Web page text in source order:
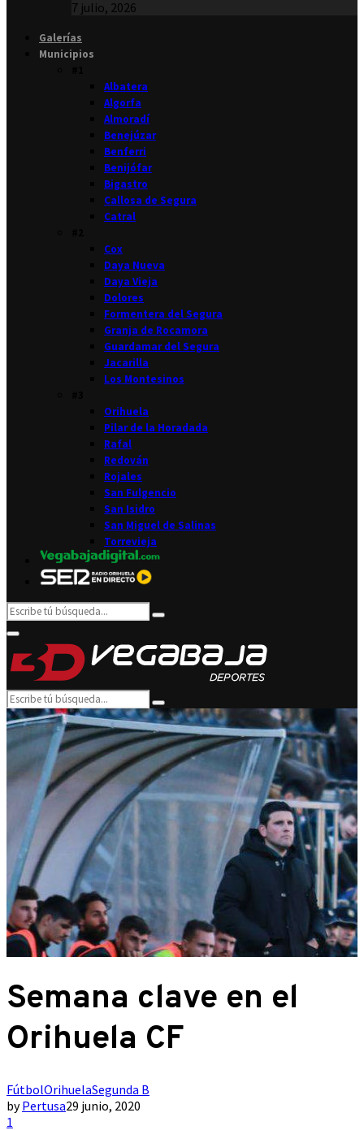
7 julio, 2026
Galerías
Municipios
Albatera
Algorfa
Almoradí
Benejúzar
Benferri
Benijófar
Bigastro
Callosa de Segura
Catral
Cox
Daya Nueva
Daya Vieja
Dolores
Formentera del Segura
Granja de Rocamora
Guardamar del Segura
Jacarilla
Los Montesinos
Orihuela
Pilar de la Horadada
Rafal
Redován
Rojales
San Fulgencio
San Isidro
San Miguel de Salinas
Torrevieja
Search
for:
Search
Primary
Menu
Search
for:
Search
Semana clave en el
Orihuela CF
FútbolOrihuelaSegunda B
byPertusa29 junio, 2020
1